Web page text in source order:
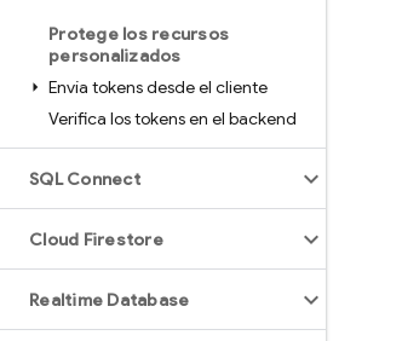
Protege los recursos
personalizados
Envía tokens desde el cliente
Verifica los tokens en el backend
SQL Connect
Cloud Firestore
Realtime Database